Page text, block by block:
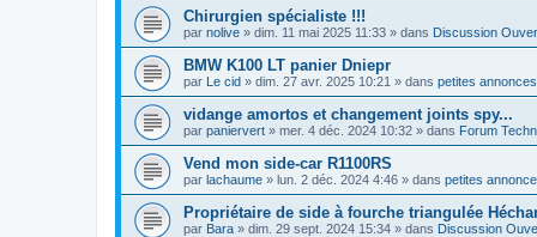
Chirurgien spécialiste !!!
par nolive » dim. 11 mai 2025 11:33 » dans Discussion
BMW K100 LT panier Dniepr
par Le cid » dim. 27 avr. 2025 10:21 » dans petites
vidange amortos et changement joints spy...
par paniervert » mer. 4 déc. 2024 10:32 » dans Forum
Vend mon side-car R1100RS
par lachaume » lun. 2 déc. 2024 4:46 » dans petites
Propriétaire de side à fourche triangulée
par Bara » dim. 29 sept. 2024 15:34 » dans Discussion